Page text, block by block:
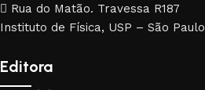
Rua do Matão. Travessa R187
Instituto de Física, USP – São Paulo
Editora